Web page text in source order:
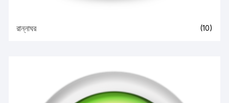
রান্নাঘর (10)